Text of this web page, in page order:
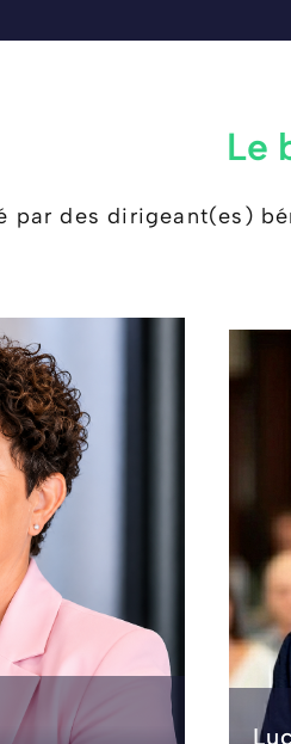
Le
par des dirigeant(es)